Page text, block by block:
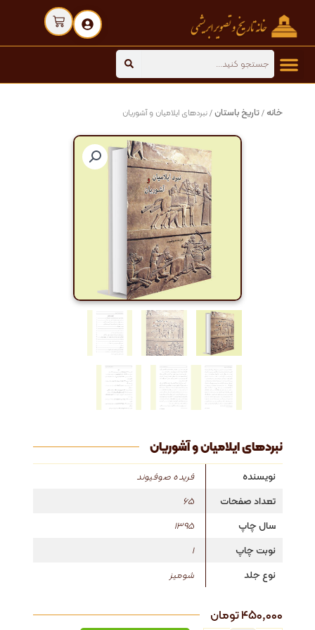
محتوا
Cart
Search
خانه /تاریخ باستان/ نبردهای ایلامیان و آشوریان
نبردهای ایلامیان و آشوریان
نویسنده فریده صوفیوند
تعداد صفحات 65
سال چاپ 1395
نوبت چاپ 1
نوع جلد شومیز
۴۵۰,۰۰۰تومان